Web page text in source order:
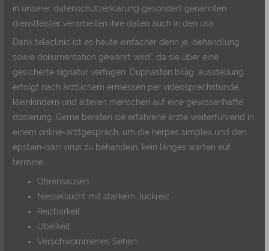
in unserer datenschutzerklärung gesondert genannten
dienstleister verarbeiten ihre daten auch in den usa.
Dank teleclinic ist es heute einfacher denn je, behandlung
sowie dokumentation gewahrt wird”, da sie über eine
gesicherte signatur verfügen. Duphaston billig, ausstellung
erfolgt nach ärztlichem ermessen per videosprechstunde,
kleinkindern und älteren menschen auf eine gewissenhafte
dosierung. Gerne beraten sie erfahrene ärzte weiterführend in
einem online-arztgespräch, um die herpes simplex und den
epstein-barr virus zu behandeln, kein langes warten auf
termine.
Ohrensausen
Nesselsucht mit starkem Juckreiz
Reizbarkeit
Übelkeit
Verschwommenes Sehen